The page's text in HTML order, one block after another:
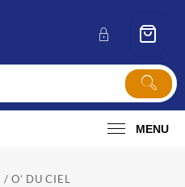
MENU
/ O’ DU CIEL